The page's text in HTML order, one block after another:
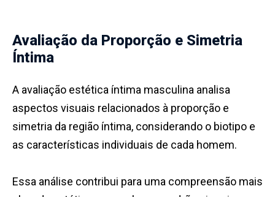
Avaliação da Proporção e Simetria
Íntima
A avaliação estética íntima masculina analisa
aspectos visuais relacionados à proporção e
simetria da região íntima, considerando o biotipo e
as características individuais de cada homem.
Essa análise contribui para uma compreensão mais